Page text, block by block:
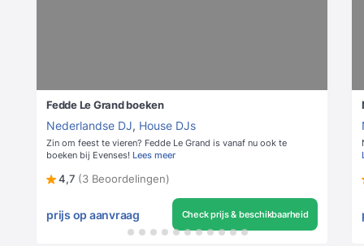
Fedde Le Grand boeken
Nederlandse DJ, House DJs
Zin om feest te vieren? Fedde Le Grand is vanaf nu ook te
boeken bij Evenses! Lees meer
4,7 (3 Beoordelingen)
prijs op aanvraag Check prijs & beschikbaarheid